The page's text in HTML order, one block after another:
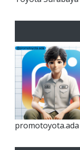
promotoyota.ada